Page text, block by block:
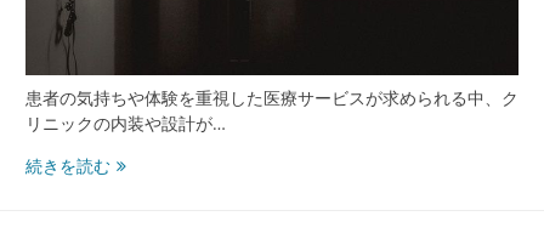
患者の気持ちや体験を重視した医療サービスが求められる中、ク
リニックの内装や設計が…
続きを読む患